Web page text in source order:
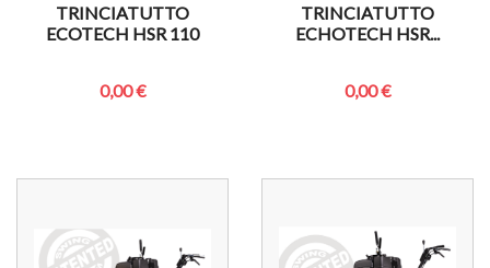
TRINCIATUTTO
ECOTECH HSR 110
0,00 €
TRINCIATUTTO
ECHOTECH HSR...
0,00 €